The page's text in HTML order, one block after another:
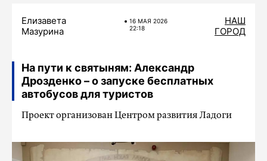
Елизавета
Мазурина
16 МАЯ 2026
22:18
НАШ
ГОРОД
На пути к святыням: Александр
Дрозденко – о запуске бесплатных
автобусов для туристов
Проект организован Центром развития Ладоги